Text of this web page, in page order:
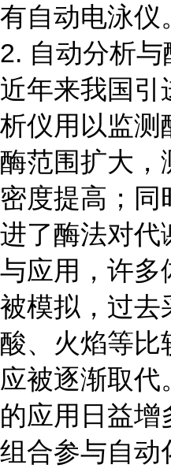
有自动电泳仪
2. 自动分析
近年来我国引
析仪用以监测
酶范围扩大，
密度提高；同
进了酶法对代
与应用，许多
被模拟，过去
酸、火焰等比
应被逐渐取代
的应用日益增
组合参与自动